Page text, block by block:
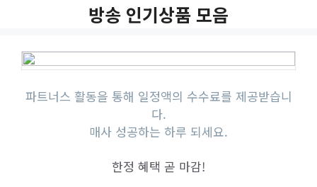
방송 인기상품 모음
파트너스 활동을 통해 일정액의 수수료를 제공받습니
다.
매사 성공하는 하루 되세요.
한정 혜택 곧 마감!